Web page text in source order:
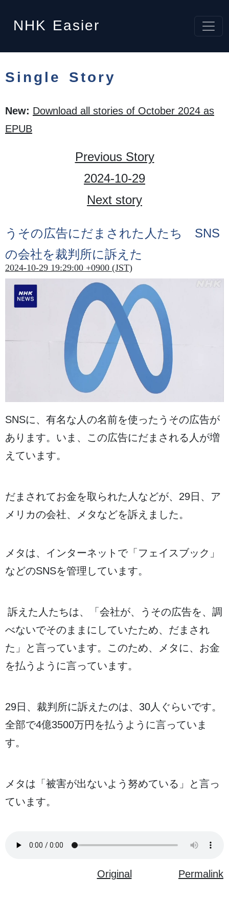
NHK Easier
Single Story
New: Download all stories of October 2024 as
EPUB
Previous Story
2024-10-29
Next story
うその広告にだまされた 人 たち SNS
の会社を裁判所に訴えた
2024-10-29 19:29:00 +0900 (JST)
SNSに、 有名な 人の名前を使ったうその広告が
あります。いま、この広告にだまされる 人 が増
えています。
だまされてお金を取 られた 人 などが、29日 、ア
メリカの会社、メタなどを訴えました。
メタは、インターネットで「フェイスブック」
などのSNSを管理 しています。
訴えた 人 たちは、「 会社が、うその広告を、 調
べないでそのままにしていたため、だまされ
た」と言っています。このため、メタに、お金
を払うように言っています。
29日 、 裁判所に訴えたのは、30人 ぐらいです。
全部で4億3500万円 を払うように言っていま
す。
メタは「 被害が出ないよう 努めている」と言っ
ています。
Original Permalink